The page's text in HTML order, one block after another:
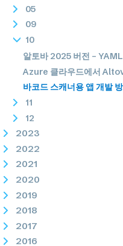
05
09
10
알토바 2025 버전 –
Azure 클라우드에서
바코드 스캐너용 앱 개발
11
12
2023
2022
2021
2020
2019
2018
2017
2016